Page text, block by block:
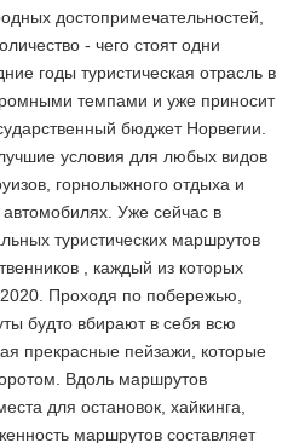
достопримечательностей,
- чего стоят одни
годы туристическая отрасль в
темпами и уже приносит
бюджет Норвегии.
условия для любых видов
горнолыжного отдыха и
Уже сейчас в
туристических маршрутов
, каждый из которых
Проходя по побережью,
будто вбирают в себя всю
прекрасные пейзажи, которые
Вдоль маршрутов
для остановок, хайкинга,
маршрутов составляет